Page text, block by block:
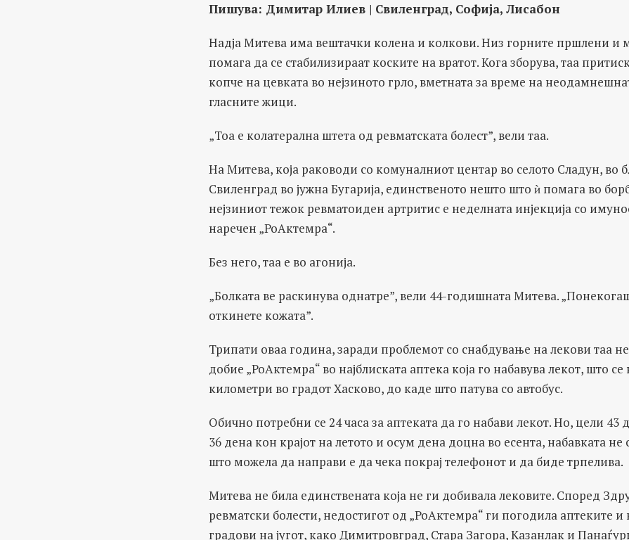
Пишува: Димитар Илиев | Свиленград, Софија, Лисабон
Надја Митева има вештачки колена и колкови. Низ горните пршлени и
помага да се стабилизираат коските на вратот. Кога зборува, таа
копче на цевката во нејзиното грло, вметната за време на
гласните жици.
„Тоа е колатерална штета од ревматската болест”, вели таа.
На Митева, која раководи со комуналниот центар во селото Сладун, во
Свиленград во јужна Бугарија, единственото нешто што ѝ помага во
нејзиниот тежок ревматоиден артритис е неделната инјекција со
наречен „РоАктемра“.
Без него, таа е во агонија.
„Болката ве раскинува однатре”, вели 44-годишната Митева.
откинете кожата”.
Трипати оваа година, заради проблемот со снабдување на лекови таа
добие „РоАктемра“ во најблиската аптека која го набавува лекот, што се
километри во градот Хасково, до каде што патува со автобус.
Обично потребни се 24 часа за аптеката да го набави лекот. Но, цели 43
36 дена кон крајот на летото и осум дена доцна во есента, набавката не
што можела да направи е да чека покрај телефонот и да биде трпелива.
Митева не била единствената која не ги добивала лековите. Според
ревматски болести, недостигот од „РоАктемра“ ги погодила аптеките и
градови на југот, како Димитровград, Стара Загора, Казанлак и